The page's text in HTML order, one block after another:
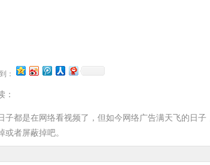
：
：
子都是在网络看视频了，但如今网络广告满天飞的日
或者屏蔽掉吧。